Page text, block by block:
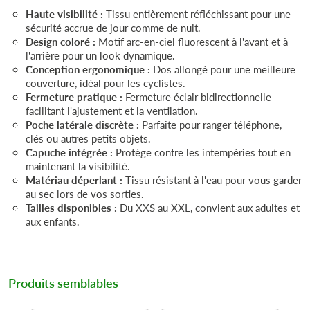
Haute visibilité : Tissu entièrement réfléchissant pour une
sécurité accrue de jour comme de nuit.
Design coloré : Motif arc-en-ciel fluorescent à l'avant et à
l'arrière pour un look dynamique.
Conception ergonomique : Dos allongé pour une meilleure
couverture, idéal pour les cyclistes.
Fermeture pratique : Fermeture éclair bidirectionnelle
facilitant l'ajustement et la ventilation.
Poche latérale discrète : Parfaite pour ranger téléphone,
clés ou autres petits objets.
Capuche intégrée : Protège contre les intempéries tout en
maintenant la visibilité.
Matériau déperlant : Tissu résistant à l'eau pour vous garder
au sec lors de vos sorties.
Tailles disponibles : Du XXS au XXL, convient aux adultes et
aux enfants.
Produits semblables